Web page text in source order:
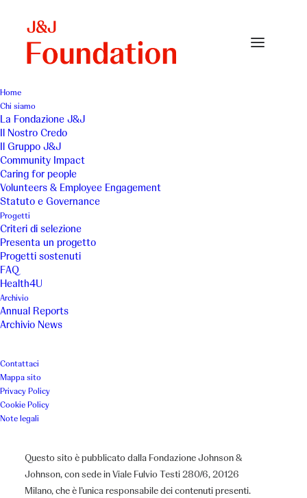
Home
Chi siamo
La Fondazione J&J
Il Nostro Credo
Il Gruppo J&J
Community Impact
Caring for people
Volunteers & Employee Engagement
Statuto e Governance
Progetti
Criteri di selezione
Presenta un progetto
Progetti sostenuti
FAQ
Health4U
Archivio
Annual Reports
Archivio News
Contattaci
Mappa sito
Privacy Policy
Cookie Policy
Note legali
Questo sito è pubblicato dalla Fondazione Johnson &
Johnson, con sede in Viale Fulvio Testi 280/6, 20126
Milano, che è l’unica responsabile dei contenuti presenti.
Fondazione Donna
Milano - Camper
dell’Ascolto “In mezzo
alle donne”
Proteggere e valorizzare il ruolo
familiare e sociale della donna
Luogo
Associazione